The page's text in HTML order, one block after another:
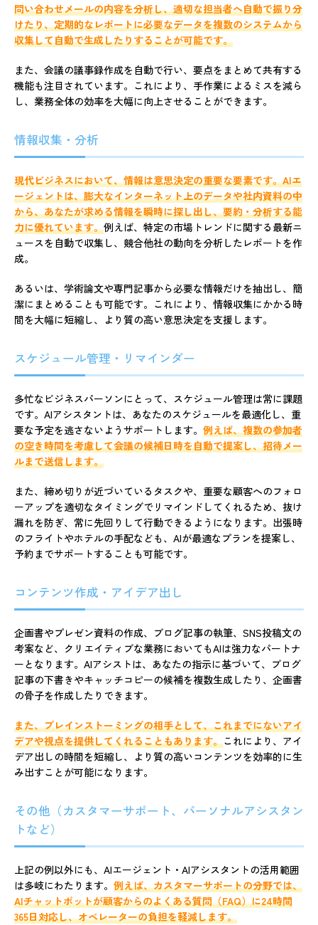
問い合わせメールの内容を分析し、適切な担当者へ自動で振り分
けたり、定期的なレポートに必要なデータを複数のシステムから
収集して自動で生成したりすることが可能です。
また、会議の議事録作成を自動で行い、要点をまとめて共有する
機能も注目されています。これにより、手作業によるミスを減ら
し、業務全体の効率を大幅に向上させることができます。
情報収集・分析
現代ビジネスにおいて、情報は意思決定の重要な要素です。AIエ
ージェントは、膨大なインターネット上のデータや社内資料の中
から、あなたが求める情報を瞬時に探し出し、要約・分析する能
力に優れています。例えば、特定の市場トレンドに関する最新ニ
ュースを自動で収集し、競合他社の動向を分析したレポートを作
成。
あるいは、学術論文や専門記事から必要な情報だけを抽出し、簡
潔にまとめることも可能です。これにより、情報収集にかかる時
間を大幅に短縮し、より質の高い意思決定を支援します。
スケジュール管理・リマインダー
多忙なビジネスパーソンにとって、スケジュール管理は常に課題
です。AIアシスタントは、あなたのスケジュールを最適化し、重
要な予定を逃さないようサポートします。 例えば、複数の参加者
の空き時間を考慮して会議の候補日時を自動で提案し、招待メー
ルまで送信します。
また、締め切りが近づいているタスクや、重要な顧客へのフォロ
ーアップを適切なタイミングでリマインドしてくれるため、抜け
漏れを防ぎ、常に先回りして行動できるようになります。出張時
のフライトやホテルの手配なども、AIが最適なプランを提案し、
予約までサポートすることも可能です。
コンテンツ作成・アイデア出し
企画書やプレゼン資料の作成、ブログ記事の執筆、SNS投稿文の
考案など、クリエイティブな業務においてもAIは強力なパートナ
ーとなります。AIアシストは、あなたの指示に基づいて、ブログ
記事の下書きやキャッチコピーの候補を複数生成したり、企画書
の骨子を作成したりできます。
また、ブレインストーミングの相手として、これまでにないアイ
デアや視点を提供してくれることもあります。これにより、アイ
デア出しの時間を短縮し、より質の高いコンテンツを効率的に生
み出すことが可能になります。
その他（カスタマーサポート、パーソナルアシスタン
トなど）
上記の例以外にも、AIエージェント・AIアシスタントの活用範囲
は多岐にわたります。 例えば、カスタマーサポートの分野では、
AIチャットボットが顧客からのよくある質問（FAQ）に24時間
365日対応し、オペレーターの負担を軽減します。